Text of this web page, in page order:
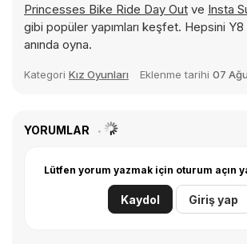
Princesses Bike Ride Day Out ve Insta
gibi popüler yapımları keşfet. Hepsini
anında oyna.
Kategori Kız Oyunları Eklenme tarihi 07
YORUMLAR
Lütfen yorum yazmak için oturum açın
Kaydol Giriş yap